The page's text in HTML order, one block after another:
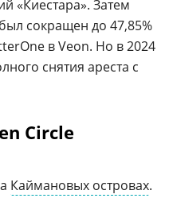
«Киестара». Затем
сокращен до 47,85%
в Veon. Но в 2024
снятия ареста с
Circle
Каймановых островах.